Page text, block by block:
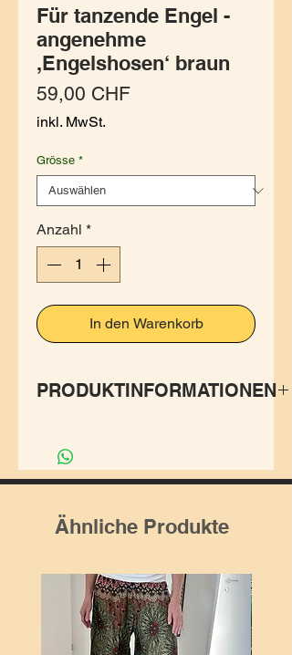
Für tanzende Engel -
angenehme
,Engelshosen‘ braun
59,00 CHFPreis
inkl. MwSt.
Grösse *
Anzahl *
In den Warenkorb
PRODUKTINFORMATIONEN
besonders schön in
Bewegung, so wie es die
Der hochwertige, dünne,
sich in diesem Design perfekt
an Deine Körperform. Dank
dem Gummizug am Rücken
passt sie jederzeit.
Ähnliche Produkte